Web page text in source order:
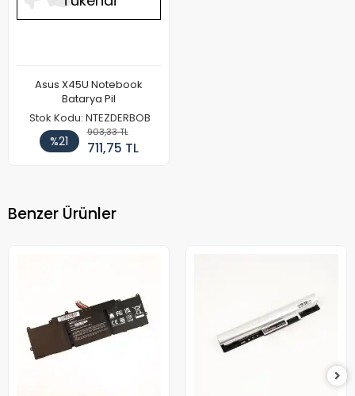
Asus X45U Notebook
Batarya Pil
Stok Kodu: NTEZDERBOB
%21
903,33 TL
711,75 TL
Benzer Ürünler